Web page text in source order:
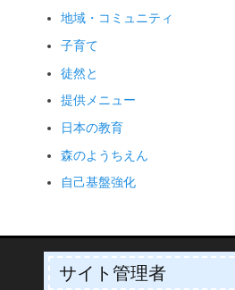
地域・コミュニティ
子育て
徒然と
提供メニュー
日本の教育
森のようちえん
自己基盤強化
サイト管理者